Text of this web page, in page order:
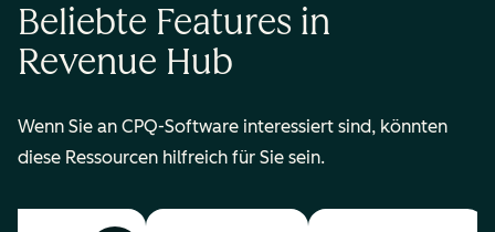
Beliebte Features in
Revenue Hub
Wenn Sie an CPQ-Software interessiert sind, könnten
diese Ressourcen hilfreich für Sie sein.